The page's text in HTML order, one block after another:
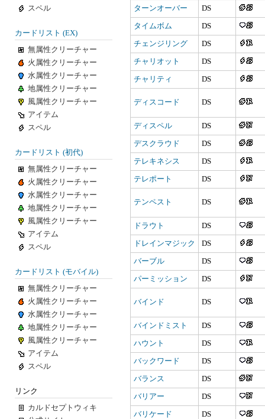
ターンオーバー DS
タイムボム DS
チェンジリング DS
チャリオット DS
チャリティ DS
ディスコード DS
ディスペル DS
デスクラウド DS
テレキネシス DS
テレポート DS
テンペスト DS
ドラウト DS
ドレインマジック DS
バーブル DS
パーミッション DS
バインド DS
バインドミスト DS
ハウント DS
バックワード DS
バランス DS
バリアー DS
バリケード DS
スペル
カードリスト (EX)
無属性クリーチャー
火属性クリーチャー
水属性クリーチャー
地属性クリーチャー
風属性クリーチャー
アイテム
スペル
カードリスト (初代)
無属性クリーチャー
火属性クリーチャー
水属性クリーチャー
地属性クリーチャー
風属性クリーチャー
アイテム
スペル
カードリスト (モバイル)
無属性クリーチャー
火属性クリーチャー
水属性クリーチャー
地属性クリーチャー
風属性クリーチャー
アイテム
スペル
リンク
カルドセプトウィキ